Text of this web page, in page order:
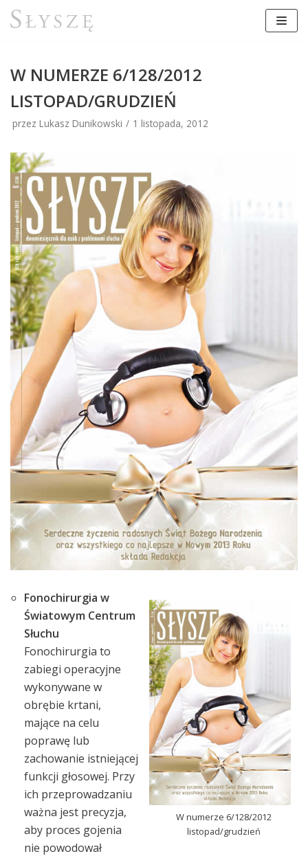
Przejdź
W NUMERZE 6/128/2012
LISTOPAD/GRUDZIEŃ
przez Lukasz Dunikowski 1 listopada, 2012
W numerze 6/128/2012
listopad/grudzień
Fonochirurgia w
Światowym Centrum
Słuchu
Fonochirurgia to
zabiegi operacyjne
wykonywane w
obrębie krtani,
mające na celu
poprawę lub
zachowanie istniejącej
funkcji głosowej. Przy
ich przeprowadzaniu
ważna jest precyzja,
aby proces gojenia
nie powodował